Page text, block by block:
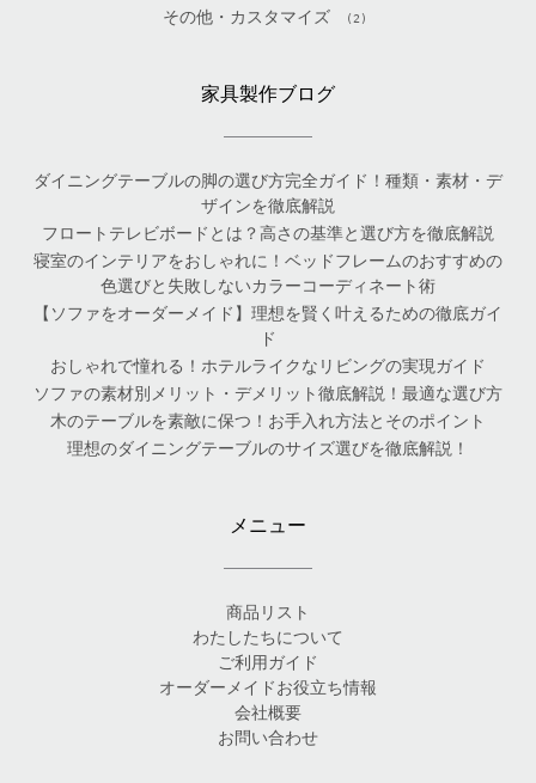
その他・カスタマイズ (2)
家具製作ブログ
ダイニングテーブルの脚の選び方完全ガイド！種類・素材・デ
ザインを徹底解説
フロートテレビボードとは？高さの基準と選び方を徹底解説
寝室のインテリアをおしゃれに！ベッドフレームのおすすめの
色選びと失敗しないカラーコーディネート術
【ソファをオーダーメイド】理想を賢く叶えるための徹底ガイ
ド
おしゃれで憧れる！ホテルライクなリビングの実現ガイド
ソファの素材別メリット・デメリット徹底解説！最適な選び方
木のテーブルを素敵に保つ！お手入れ方法とそのポイント
理想のダイニングテーブルのサイズ選びを徹底解説！
メニュー
商品リスト
わたしたちについて
ご利用ガイド
オーダーメイドお役立ち情報
会社概要
お問い合わせ